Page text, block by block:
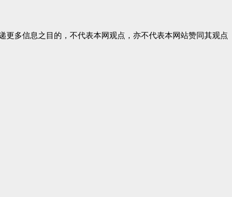
多信息之目的，不代表本网观点，亦不代表本网站赞同其观点